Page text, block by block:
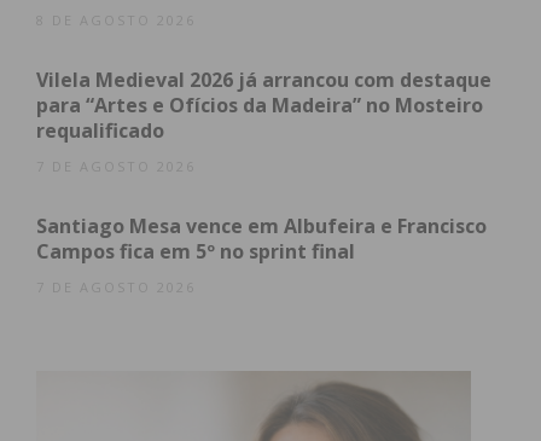
8 DE AGOSTO 2026
Vilela Medieval 2026 já arrancou com destaque
para “Artes e Ofícios da Madeira” no Mosteiro
requalificado
7 DE AGOSTO 2026
Santiago Mesa vence em Albufeira e Francisco
Campos fica em 5º no sprint final
7 DE AGOSTO 2026